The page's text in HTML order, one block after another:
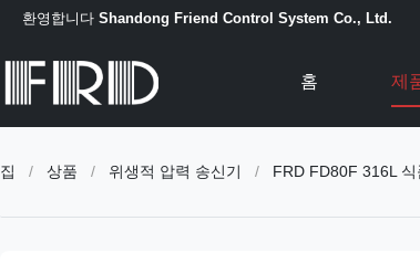
환영합니다 Shandong Friend Control System Co., Ltd.
홈 제
집 / 상품 / 위생적 압력 송신기 / FRD FD80F 316L